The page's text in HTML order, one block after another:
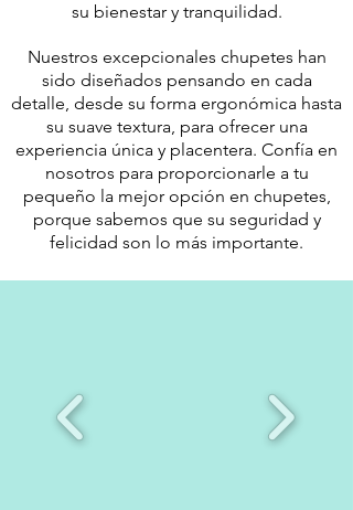
su bienestar y tranquilidad.
Nuestros excepcionales chupetes han
sido diseñados pensando en cada
detalle, desde su forma ergonómica hasta
su suave textura, para ofrecer una
experiencia única y placentera. Confía en
nosotros para proporcionarle a tu
pequeño la mejor opción en chupetes,
porque sabemos que su seguridad y
felicidad son lo más importante.